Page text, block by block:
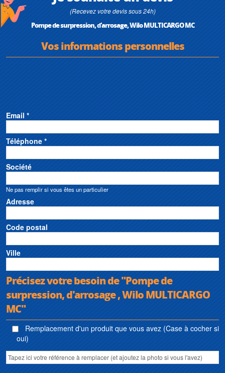
(Recevez votre devis sous 24h)
Pompe de surpression, d'arrosage, Wilo MULTICARGO MC
Vos informations personnelles
Email *
Téléphone *
Société
Ne pas remplir si vous êtes un particulier
Adresse
Code postal
Ville
Précisez votre besoin de "Pompe de
surpression, d'arrosage , Wilo MULTICARGO
MC"
Remplacement d'un produit que vous avez (Case à cocher si
oui)